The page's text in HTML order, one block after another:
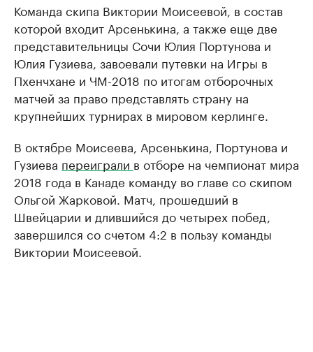
Команда скипа Виктории Моисеевой, в состав
которой входит Арсенькина, а также еще две
представительницы Сочи Юлия Портунова и
Юлия Гузиева, завоевали путевки на Игры в
Пхенчхане и ЧМ-2018 по итогам отборочных
матчей за право представлять страну на
крупнейших турнирах в мировом керлинге.
В октябре Моисеева, Арсенькина, Портунова и
Гузиева переиграли в отборе на чемпионат мира
2018 года в Канаде команду во главе со скипом
Ольгой Жарковой. Матч, прошедший в
Швейцарии и длившийся до четырех побед,
завершился со счетом 4:2 в пользу команды
Виктории Моисеевой.